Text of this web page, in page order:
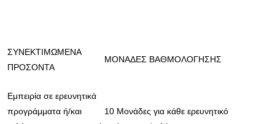
ΣΥΝΕΚΤΙΜΩΜΕΝΑ
ΠΡΟΣΟΝΤΑ
ΜΟΝΑΔΕΣ ΒΑΘΜΟΛΟΓΗΣΗΣ
Εμπειρία σε ερευνητικά
προγράμματα ή/και
10 Μονάδες για κάθε ερευνητικό